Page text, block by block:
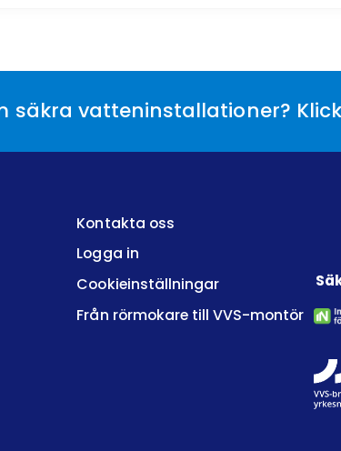
säkra vatteninstallationer?
Kontakta oss
Logga in
Cookieinställningar
Från rörmokare till VVS-montör